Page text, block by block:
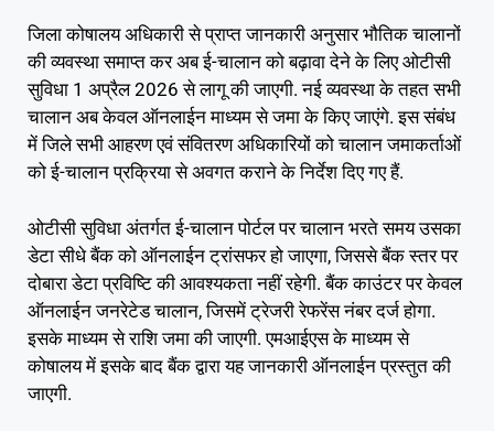
जिला कोषालय अधिकारी से प्राप्त जानकारी अनुसार भौतिक चालानों
की व्यवस्था समाप्त कर अब ई-चालान को बढ़ावा देने के लिए ओटीसी
सुविधा 1 अप्रैल 2026 से लागू की जाएगी. नई व्यवस्था के तहत सभी
चालान अब केवल ऑनलाईन माध्यम से जमा के किए जाएंगे. इस संबंध
में जिले सभी आहरण एवं संवितरण अधिकारियों को चालान जमाकर्ताओं
को ई-चालान प्रक्रिया से अवगत कराने के निर्देश दिए गए हैं.
ओटीसी सुविधा अंतर्गत ई-चालान पोर्टल पर चालान भरते समय उसका
डेटा सीधे बैंक को ऑनलाईन ट्रांसफर हो जाएगा, जिससे बैंक स्तर पर
दोबारा डेटा प्रविष्टि की आवश्यकता नहीं रहेगी. बैंक काउंटर पर केवल
ऑनलाईन जनरेटेड चालान, जिसमें ट्रेजरी रेफरेंस नंबर दर्ज होगा.
इसके माध्यम से राशि जमा की जाएगी. एमआईएस के माध्यम से
कोषालय में इसके बाद बैंक द्वारा यह जानकारी ऑनलाईन प्रस्तुत की
जाएगी.